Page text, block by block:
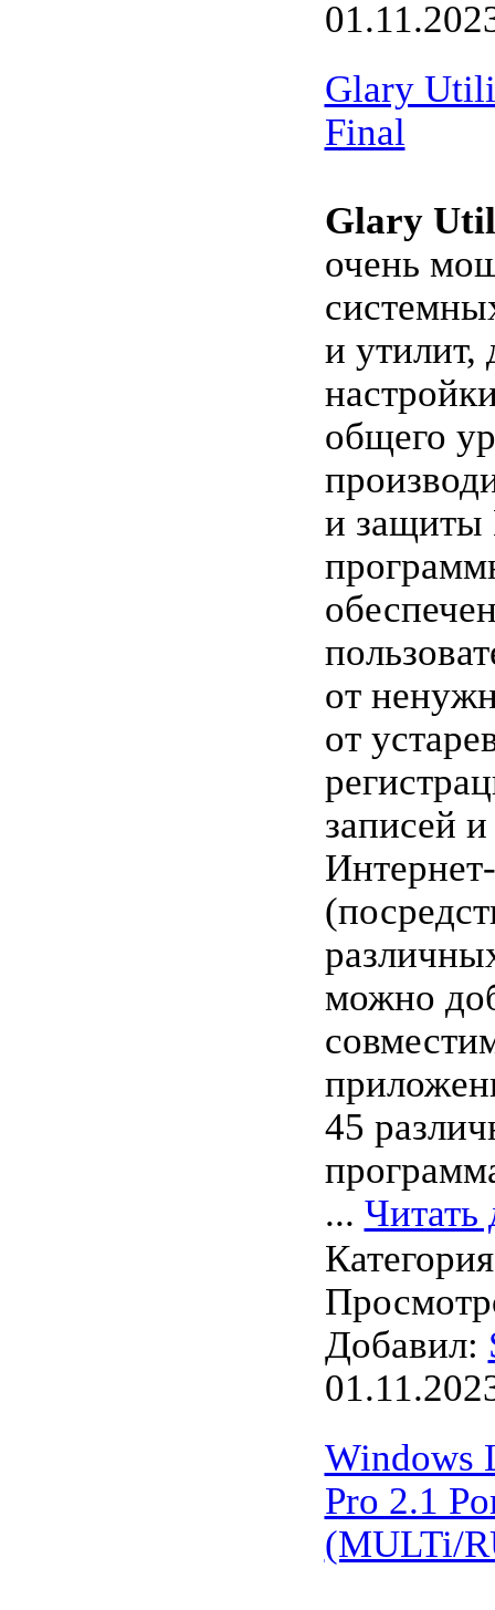
Glary
Final
Glary
очень
и утилит,
общего
и
от
от
записей
можно
45
... Читать
Добавил:
Windows
Pro 2.1
(MULTi/